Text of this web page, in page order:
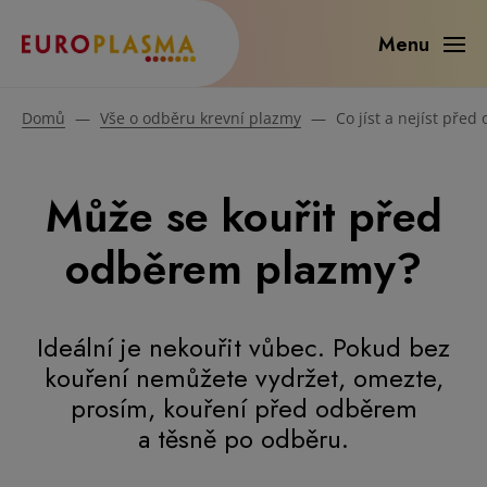
Menu
Domů — Vše o odběru krevní plazmy — Co jíst a nejíst před
Může se kouřit před
odběrem plazmy?
Ideální je nekouřit vůbec. Pokud bez
kouření nemůžete vydržet, omezte,
prosím, kouření před odběrem
a těsně po odběru.